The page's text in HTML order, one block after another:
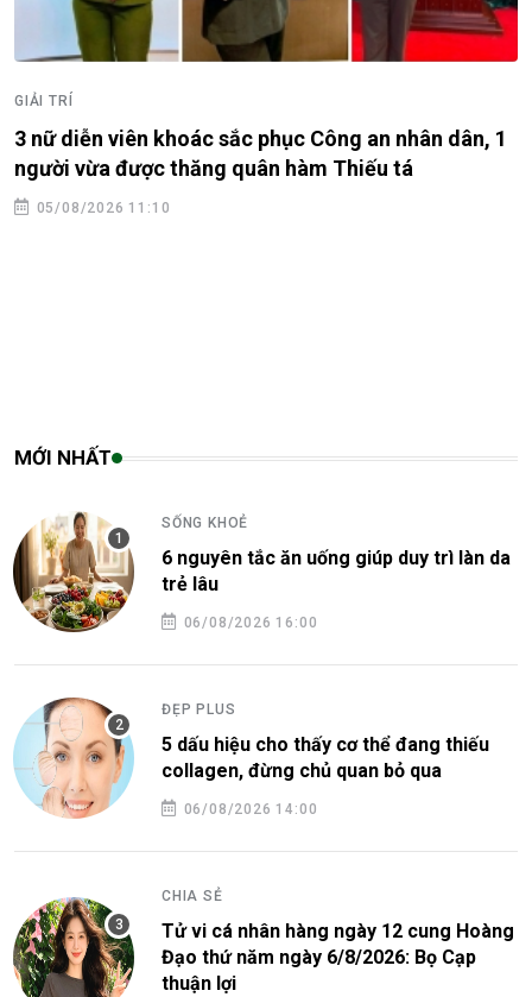
GIẢI TRÍ
3 nữ diễn viên khoác sắc phục Công an nhân dân, 1
người vừa được thăng quân hàm Thiếu tá
05/08/2026 11:10
MỚI NHẤT
SỐNG KHOẺ
6 nguyên tắc ăn uống giúp duy trì làn da
trẻ lâu
06/08/2026 16:00
ĐẸP PLUS
5 dấu hiệu cho thấy cơ thể đang thiếu
collagen, đừng chủ quan bỏ qua
06/08/2026 14:00
CHIA SẺ
Tử vi cá nhân hàng ngày 12 cung Hoàng
Đạo thứ năm ngày 6/8/2026: Bọ Cạp
thuận lợi